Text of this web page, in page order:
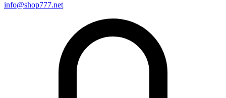
info@shop777.net